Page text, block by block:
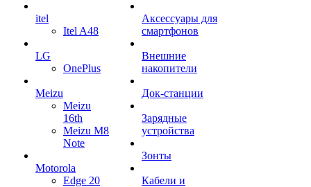
itel
Itel A48
LG
OnePlus
Meizu
Meizu
16th
Meizu M8
Note
Motorola
Edge 20
Аксессуары для
смартфонов
Внешние
накопители
Док-станции
Зарядные
устройства
Зонты
Кабели и